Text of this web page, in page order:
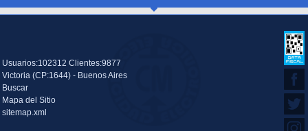
Usuarios:102312 Clientes:9877
Victoria (CP:1644) - Buenos Aires
Buscar
Mapa del Sitio
sitemap.xml